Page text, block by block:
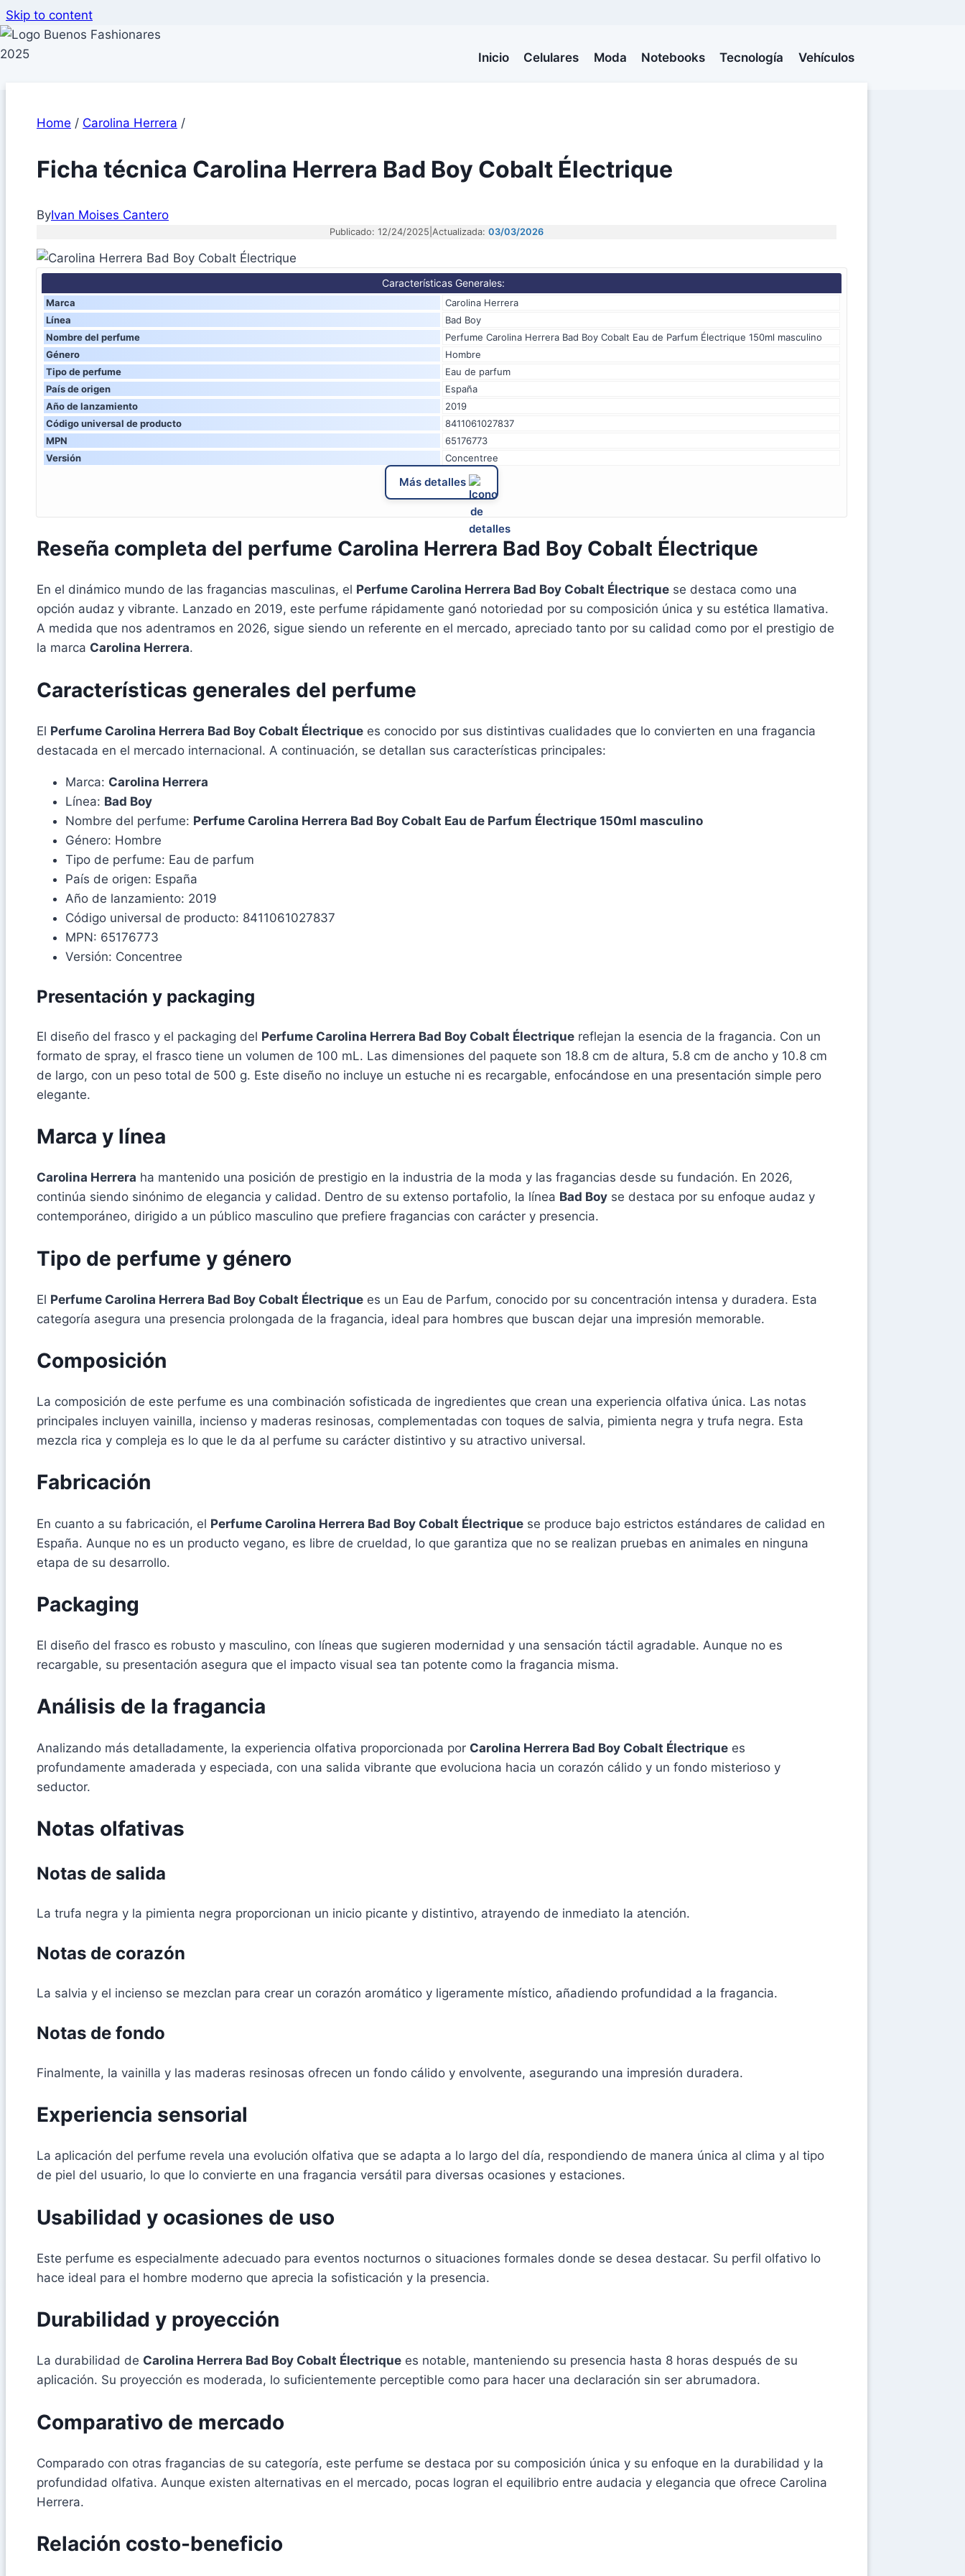
Skip to content
Inicio Celulares Moda Notebooks Tecnología Vehículos
Home / Carolina Herrera /
Ficha técnica Carolina Herrera Bad Boy Cobalt Électrique
ByIvan Moises Cantero
Publicado: 12/24/2025 Actualizada: 03/03/2026
Características Generales:
Marca
Carolina Herrera
Línea
Bad Boy
Nombre del perfume
Perfume Carolina Herrera Bad Boy Cobalt Eau de Parfum Électrique 150ml masculino
Género
Hombre
Tipo de perfume
Eau de parfum
País de origen
España
Año de lanzamiento
2019
Código universal de producto
8411061027837
MPN
65176773
Versión
Concentree
Más detalles
Reseña completa del perfume Carolina Herrera Bad Boy Cobalt Électrique
En el dinámico mundo de las fragancias masculinas, el Perfume Carolina Herrera Bad Boy Cobalt Électrique se destaca como una
opción audaz y vibrante. Lanzado en 2019, este perfume rápidamente ganó notoriedad por su composición única y su estética llamativa.
A medida que nos adentramos en 2026, sigue siendo un referente en el mercado, apreciado tanto por su calidad como por el prestigio de
la marca Carolina Herrera.
Características generales del perfume
El Perfume Carolina Herrera Bad Boy Cobalt Électrique es conocido por sus distintivas cualidades que lo convierten en una fragancia
destacada en el mercado internacional. A continuación, se detallan sus características principales:
Marca: Carolina Herrera
Línea: Bad Boy
Nombre del perfume: Perfume Carolina Herrera Bad Boy Cobalt Eau de Parfum Électrique 150ml masculino
Género: Hombre
Tipo de perfume: Eau de parfum
País de origen: España
Año de lanzamiento: 2019
Código universal de producto: 8411061027837
MPN: 65176773
Versión: Concentree
Presentación y packaging
El diseño del frasco y el packaging del Perfume Carolina Herrera Bad Boy Cobalt Électrique reflejan la esencia de la fragancia. Con un
formato de spray, el frasco tiene un volumen de 100 mL. Las dimensiones del paquete son 18.8 cm de altura, 5.8 cm de ancho y 10.8 cm
de largo, con un peso total de 500 g. Este diseño no incluye un estuche ni es recargable, enfocándose en una presentación simple pero
elegante.
Marca y línea
Carolina Herrera ha mantenido una posición de prestigio en la industria de la moda y las fragancias desde su fundación. En 2026,
continúa siendo sinónimo de elegancia y calidad. Dentro de su extenso portafolio, la línea Bad Boy se destaca por su enfoque audaz y
contemporáneo, dirigido a un público masculino que prefiere fragancias con carácter y presencia.
Tipo de perfume y género
El Perfume Carolina Herrera Bad Boy Cobalt Électrique es un Eau de Parfum, conocido por su concentración intensa y duradera. Esta
categoría asegura una presencia prolongada de la fragancia, ideal para hombres que buscan dejar una impresión memorable.
Composición
La composición de este perfume es una combinación sofisticada de ingredientes que crean una experiencia olfativa única. Las notas
principales incluyen vainilla, incienso y maderas resinosas, complementadas con toques de salvia, pimienta negra y trufa negra. Esta
mezcla rica y compleja es lo que le da al perfume su carácter distintivo y su atractivo universal.
Fabricación
En cuanto a su fabricación, el Perfume Carolina Herrera Bad Boy Cobalt Électrique se produce bajo estrictos estándares de calidad en
España. Aunque no es un producto vegano, es libre de crueldad, lo que garantiza que no se realizan pruebas en animales en ninguna
etapa de su desarrollo.
Packaging
El diseño del frasco es robusto y masculino, con líneas que sugieren modernidad y una sensación táctil agradable. Aunque no es
recargable, su presentación asegura que el impacto visual sea tan potente como la fragancia misma.
Análisis de la fragancia
Analizando más detalladamente, la experiencia olfativa proporcionada por Carolina Herrera Bad Boy Cobalt Électrique es
profundamente amaderada y especiada, con una salida vibrante que evoluciona hacia un corazón cálido y un fondo misterioso y
seductor.
Notas olfativas
Notas de salida
La trufa negra y la pimienta negra proporcionan un inicio picante y distintivo, atrayendo de inmediato la atención.
Notas de corazón
La salvia y el incienso se mezclan para crear un corazón aromático y ligeramente místico, añadiendo profundidad a la fragancia.
Notas de fondo
Finalmente, la vainilla y las maderas resinosas ofrecen un fondo cálido y envolvente, asegurando una impresión duradera.
Experiencia sensorial
La aplicación del perfume revela una evolución olfativa que se adapta a lo largo del día, respondiendo de manera única al clima y al tipo
de piel del usuario, lo que lo convierte en una fragancia versátil para diversas ocasiones y estaciones.
Usabilidad y ocasiones de uso
Este perfume es especialmente adecuado para eventos nocturnos o situaciones formales donde se desea destacar. Su perfil olfativo lo
hace ideal para el hombre moderno que aprecia la sofisticación y la presencia.
Durabilidad y proyección
La durabilidad de Carolina Herrera Bad Boy Cobalt Électrique es notable, manteniendo su presencia hasta 8 horas después de su
aplicación. Su proyección es moderada, lo suficientemente perceptible como para hacer una declaración sin ser abrumadora.
Comparativo de mercado
Comparado con otras fragancias de su categoría, este perfume se destaca por su composición única y su enfoque en la durabilidad y la
profundidad olfativa. Aunque existen alternativas en el mercado, pocas logran el equilibrio entre audacia y elegancia que ofrece Carolina
Herrera.
Relación costo-beneficio